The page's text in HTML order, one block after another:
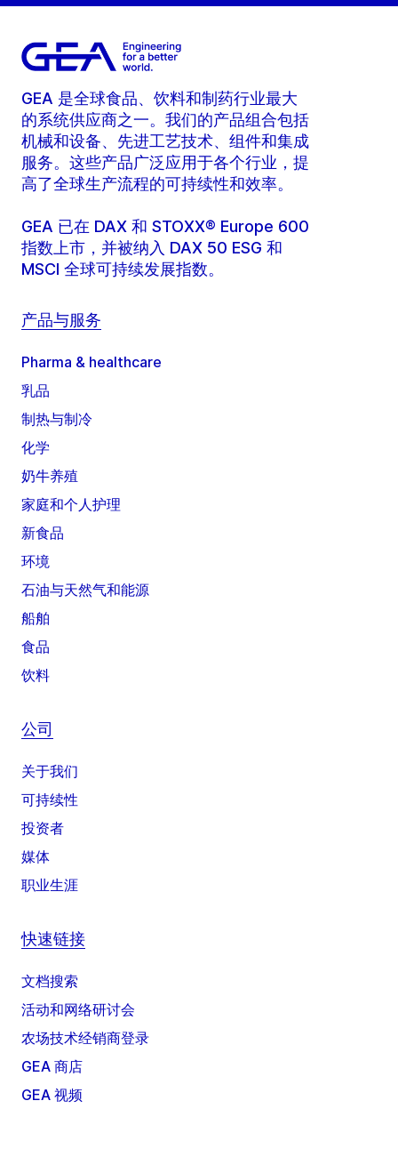
GEA 是全球食品、饮料和制药行业最大
的系统供应商之一。我们的产品组合包括
机械和设备、先进工艺技术、组件和集成
服务。这些产品广泛应用于各个行业，提
高了全球生产流程的可持续性和效率。
GEA 已在 DAX 和 STOXX® Europe 600
指数上市，并被纳入 DAX 50 ESG 和
MSCI 全球可持续发展指数。
产品与服务
Pharma & healthcare
乳品
制热与制冷
化学
奶牛养殖
家庭和个人护理
新食品
环境
石油与天然气和能源
船舶
食品
饮料
公司
关于我们
可持续性
投资者
媒体
职业生涯
快速链接
文档搜索
活动和网络研讨会
农场技术经销商登录
GEA 商店
GEA 视频